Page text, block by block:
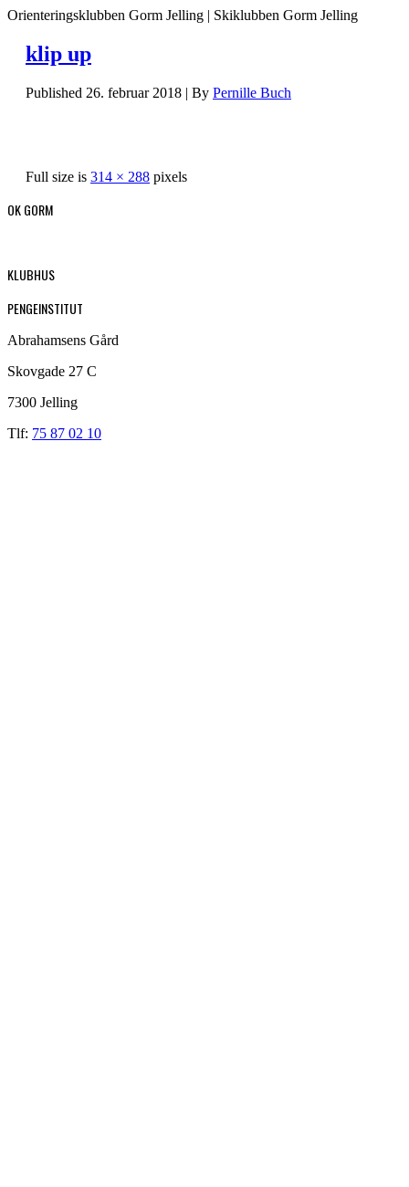
Orienteringsklubben Gorm Jelling | Skiklubben Gorm Jelling
klip up
Published 26. februar 2018 | By Pernille Buch
Full size is 314 × 288 pixels
OK GORM
KLUBHUS
PENGEINSTITUT
Abrahamsens Gård
Skovgade 27 C
7300 Jelling
Tlf: 75 87 02 10